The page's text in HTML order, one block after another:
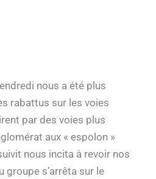
nous a été plus
rabattus sur les voies
par des voies plus
aux « espolon »
nous incita à revoir nos
groupe s’arrêta sur le